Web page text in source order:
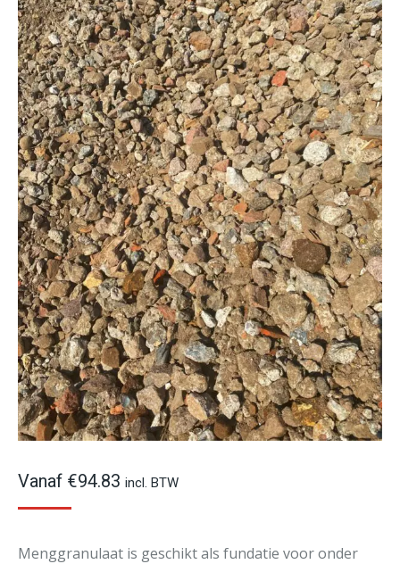
Vanaf €94.83 incl. BTW
Menggranulaat is geschikt als fundatie voor onder